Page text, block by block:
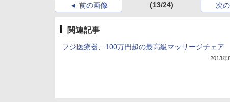
前の画像 (13/24) 次
関連記事
フジ医療器、100万円超の最高級マッサージチェア
2013年